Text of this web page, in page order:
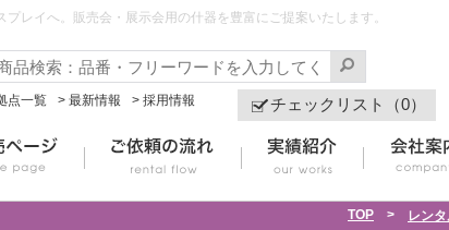
レイへ。販売会・展示会用の什器を豊富にご提案いたします。
点一覧 > 最新情報 > 採用情報 チェックリスト（0）
TOP > レン